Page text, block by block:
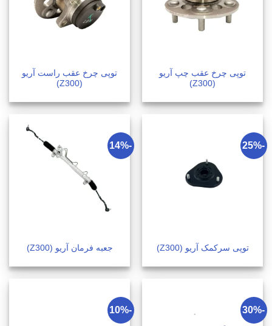
توپی چرخ عقب چپ آریو
(Z300)
توپی چرخ عقب راست آریو
(Z300)
-25%
توپی سرکمک آریو (Z300)
-14%
جعبه فرمان آریو (Z300)
-30%
-10%